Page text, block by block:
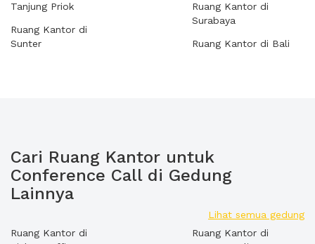
Tanjung Priok
Ruang Kantor di
Sunter
Ruang Kantor di
Surabaya
Ruang Kantor di Bali
Cari Ruang Kantor untuk
Conference Call di Gedung
Lainnya
Lihat semua gedung
Ruang Kantor di
Ruang Kantor di